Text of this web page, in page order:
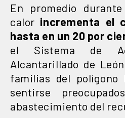
En promedio
calor incrementa el
hasta en un 20 por
el Sistema de
Alcantarillado de
familias del polígono
sentirse
abastecimiento del